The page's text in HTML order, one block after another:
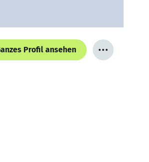
Profil ansehen